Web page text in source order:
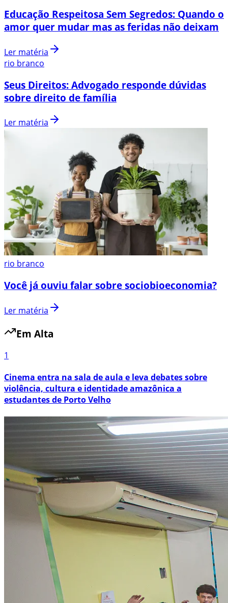
Educação Respeitosa Sem Segredos: Quando o
amor quer mudar mas as feridas não deixam
Ler matéria
rio branco
Seus Direitos: Advogado responde dúvidas
sobre direito de família
Ler matéria
rio branco
Você já ouviu falar sobre sociobioeconomia?
Ler matéria
Em Alta
1
Cinema entra na sala de aula e leva debates sobre
violência, cultura e identidade amazônica a
estudantes de Porto Velho